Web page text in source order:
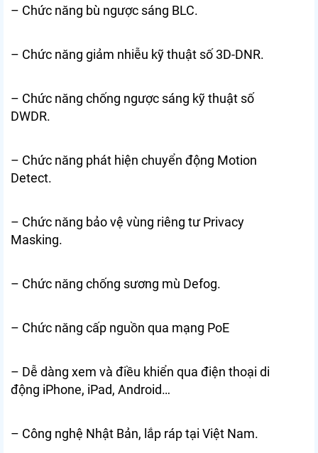
– Chức năng bù ngược sáng BLC.
– Chức năng giảm nhiễu kỹ thuật số 3D-DNR.
– Chức năng chống ngược sáng kỹ thuật số
DWDR.
– Chức năng phát hiện chuyển động Motion
Detect.
– Chức năng bảo vệ vùng riêng tư Privacy
Masking.
– Chức năng chống sương mù Defog.
– Chức năng cấp nguồn qua mạng PoE
– Dễ dàng xem và điều khiển qua điện thoại di
động iPhone, iPad, Android…
– Công nghệ Nhật Bản, lắp ráp tại Việt Nam.